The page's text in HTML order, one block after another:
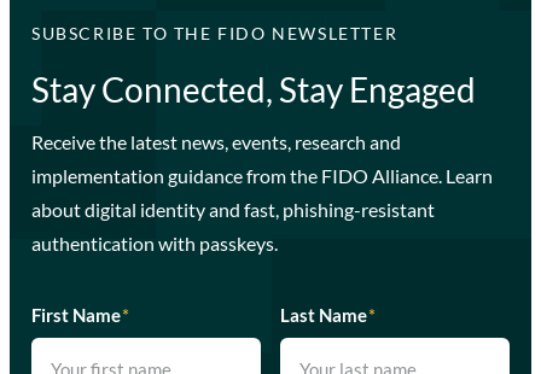
SUBSCRIBE TO THE FIDO NEWSLETTER
Stay Connected, Stay Engaged
Receive the latest news, events, research and
implementation guidance from the FIDO Alliance. Learn
about digital identity and fast, phishing-resistant
authentication with passkeys.
First Name* Last Name*